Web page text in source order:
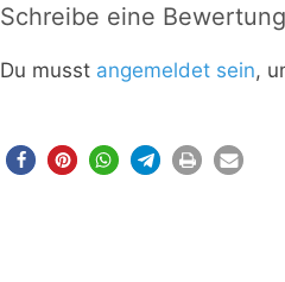
Schreibe eine Bewertung
Du musst angemeldet sein,